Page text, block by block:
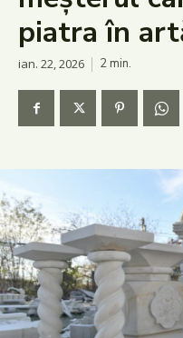
Dezvoltare rurală
Turism
Vinării
Patrimoniu
Produs Acasă
piatra în
ian. 22, 2026 2min.